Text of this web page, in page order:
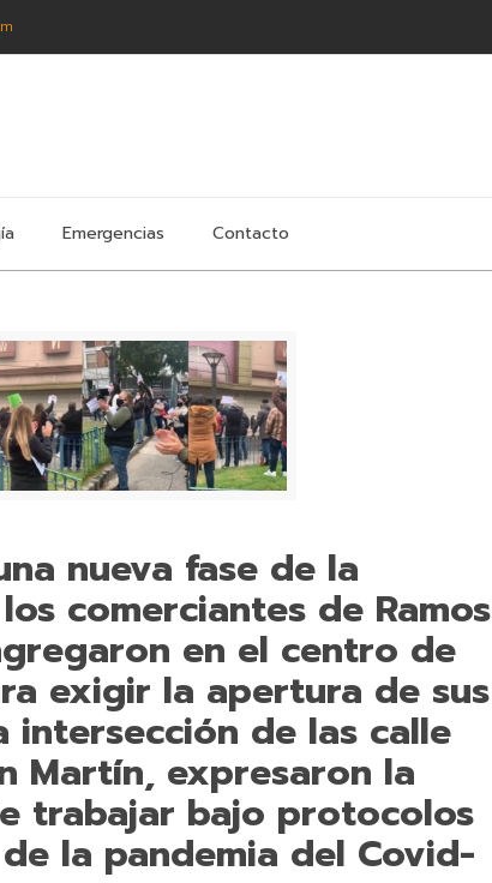
Emergencias Contacto
nueva fase de la
comerciantes de Ramos
en el centro de
exigir la apertura de sus
intersección de las calle
Martín, expresaron la
trabajar bajo protocolos
la pandemia del Covid-